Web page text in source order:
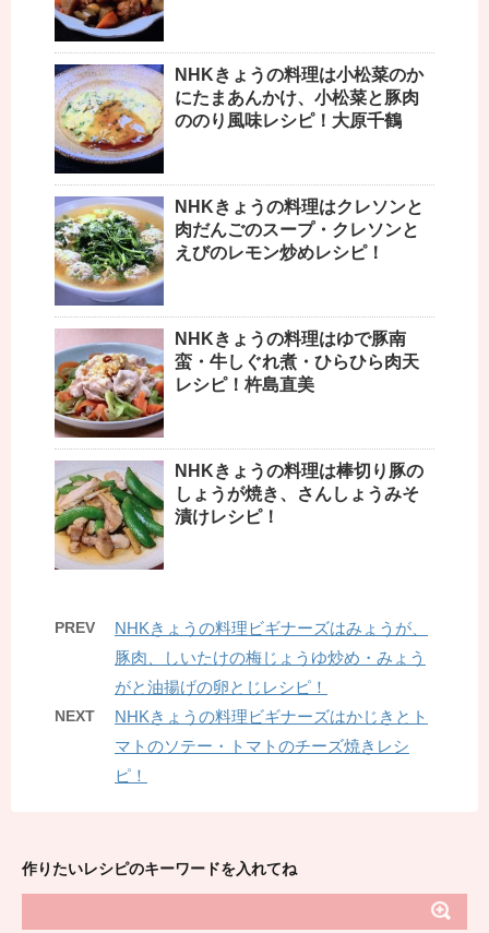
NHKきょうの料理は小松菜のか
にたまあんかけ、小松菜と豚肉
ののり風味レシピ！大原千鶴
NHKきょうの料理はクレソンと
肉だんごのスープ・クレソンと
えびのレモン炒めレシピ！
NHKきょうの料理はゆで豚南
蛮・牛しぐれ煮・ひらひら肉天
レシピ！杵島直美
NHKきょうの料理は棒切り豚の
しょうが焼き、さんしょうみそ
漬けレシピ！
PREV
NHKきょうの料理ビギナーズはみょうが、
豚肉、しいたけの梅じょうゆ炒め・みょう
がと油揚げの卵とじレシピ！
NEXT
NHKきょうの料理ビギナーズはかじきとト
マトのソテー・トマトのチーズ焼きレシ
ピ！
作りたいレシピのキーワードを入れてね